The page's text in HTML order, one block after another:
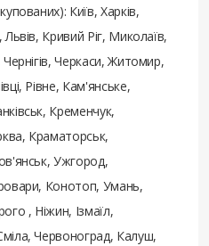
Київ, Харків,
Кривий Ріг, Миколаїв,
Черкаси, Житомир,
Рівне, Кам'янське,
Кременчук,
Краматорськ,
Ужгород,
Конотоп, Умань,
, Ніжин, Ізмаїл,
Червоноград, Калуш,